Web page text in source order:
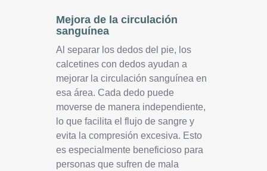
Mejora de la circulación
sanguínea
Al separar los dedos del pie, los
calcetines con dedos ayudan a
mejorar la circulación sanguínea en
esa área. Cada dedo puede
moverse de manera independiente,
lo que facilita el flujo de sangre y
evita la compresión excesiva. Esto
es especialmente beneficioso para
personas que sufren de mala